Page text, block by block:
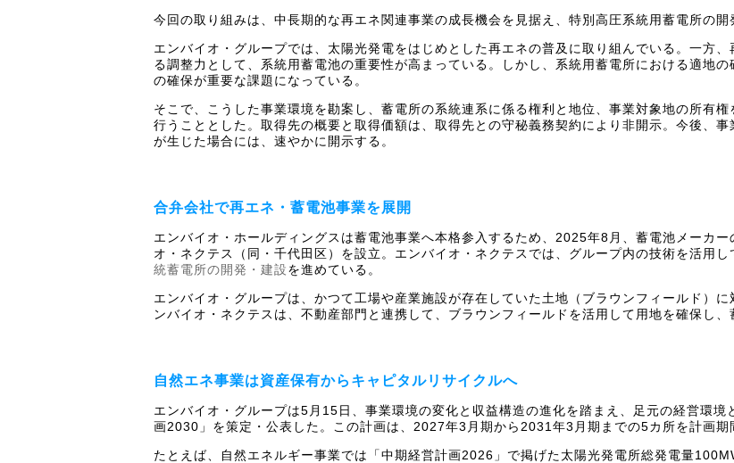
今回の取り組みは、中長期的な再エネ関連事業の成長機会を見据え、特別高圧系統用蓄電所の開
エンバイオ・グループでは、太陽光発電をはじめとした再エネの普及に取り組んでいる。一方
る調整力として、系統用蓄電池の重要性が高まっている。しかし、系統用蓄電所における適地
の確保が重要な課題になっている。
そこで、こうした事業環境を勘案し、蓄電所の系統連系に係る権利と地位、事業対象地の所有
行うこととした。取得先の概要と取得価額は、取得先との守秘義務契約により非開示。今後、
が生じた場合には、速やかに開示する。
合弁会社で再エネ・蓄電池事業を展開
エンバイオ・ホールディングスは蓄電池事業へ本格参入するため、2025年8月、蓄電池メーカ
オ・ネクテス（同・千代田区）を設立。エンバイオ・ネクテスでは、グループ内の技術を活用し
統蓄電所の開発・建設を進めている。
エンバイオ・グループは、かつて工場や産業施設が存在していた土地（ブラウンフィールド）
ンバイオ・ネクテスは、不動産部門と連携して、ブラウンフィールドを活用して用地を確保し、
自然エネ事業は資産保有からキャピタルリサイクルへ
エンバイオ・グループは5月15日、事業環境の変化と収益構造の進化を踏まえ、足元の経営環
画2030」を策定・公表した。この計画は、2027年3月期から2031年3月期までの5カ所を計画期
たとえば、自然エネルギー事業では「中期経営計画2026」で掲げた太陽光発電所総発電量